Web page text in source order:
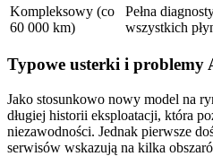
Kompleksowy (co
60 000 km)
Pełna
wszystkich
Typowe usterki i problemy
Jako stosunkowo nowy model na
długiej historii eksploatacji, która
niezawodności. Jednak pierwsze
serwisów wskazują na kilka